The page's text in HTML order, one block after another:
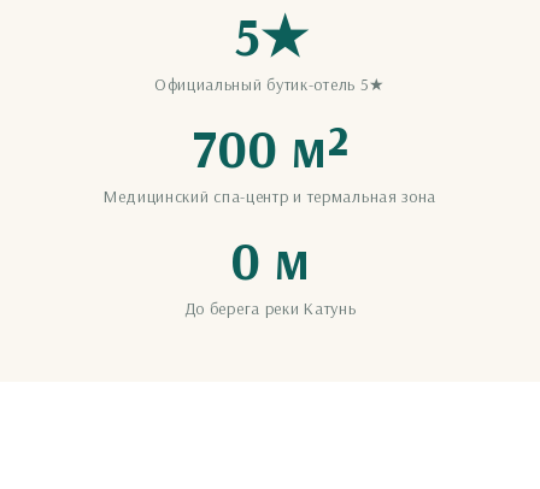
5★
Официальный бутик-отель 5★
700 м²
Медицинский спа-центр и термальная зона
0 м
До берега реки Катунь